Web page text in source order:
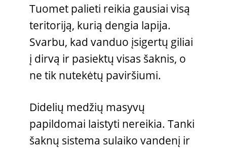
Tuomet palieti reikia gausiai visą
teritoriją, kurią dengia lapija.
Svarbu, kad vanduo įsigertų giliai
į dirvą ir pasiektų visas šaknis, o
ne tik nutekėtų paviršiumi.
Didelių medžių masyvų
papildomai laistyti nereikia. Tanki
šaknų sistema sulaiko vandenį ir